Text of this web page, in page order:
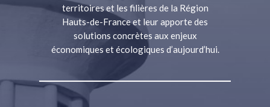
territoires et les filières de la Région
Hauts-de-France et leur apporte des
solutions concrètes aux enjeux
économiques et écologiques d’aujourd’hui.